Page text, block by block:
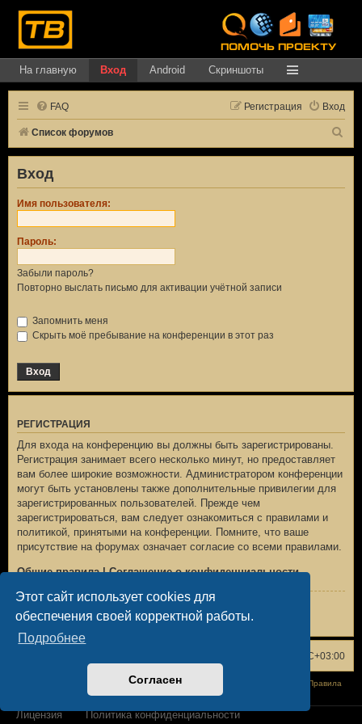
Этот сайт использует cookies для
обеспечения своей корректной работы.
Подробнее
Согласен
На главную Вход Android Скриншоты
FAQ Вход
Регистрация
Список форумов
Вход
Имя пользователя:
Пароль:
Забыли пароль?
Повторно выслать письмо для активации учётной записи
Запомнить меня
Скрыть моё пребывание на конференции в этот раз
РЕГИСТРАЦИЯ
Для входа на конференцию вы должны быть зарегистрированы.
Регистрация занимает всего несколько минут, но предоставляет
вам более широкие возможности. Администратором конференции
могут быть установлены также дополнительные привилегии для
зарегистрированных пользователей. Прежде чем
зарегистрироваться, вам следует ознакомиться с правилами и
политикой, принятыми на конференции. Помните, что ваше
присутствие на форумах означает согласие со всеми правилами.
Общие правила|Соглашение о конфиденциальности
Регистрация
UTC+03:00
Правила
Лицензия Политика конфиденциальности